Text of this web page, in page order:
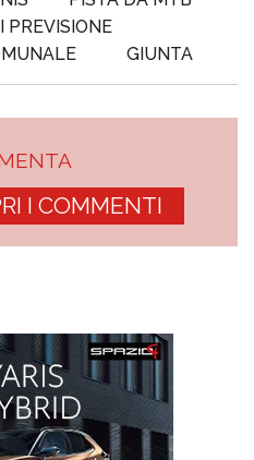
PREVISIONE
GIUNTA
I COMMENTI